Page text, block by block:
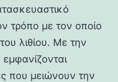
τρόπο με τον οποίο
λιθίου. Με την
που μειώνουν την